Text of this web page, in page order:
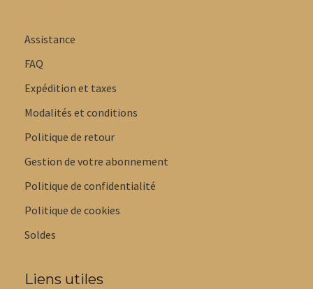
Assistance
FAQ
Expédition et taxes
Modalités et conditions
Politique de retour
Gestion de votre abonnement
Politique de confidentialité
Politique de cookies
Soldes
Liens utiles